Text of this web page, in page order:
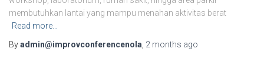
membutuhkan lantai yang mampu menahan aktivitas berat
Read more…
Byadmin@improvconferencenola 2 months ago